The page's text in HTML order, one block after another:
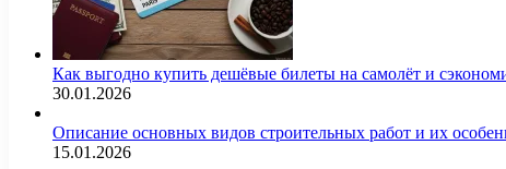
Как выгодно купить дешёвые билеты на самолёт и
30.01.2026
Описание основных видов строительных работ и их
15.01.2026